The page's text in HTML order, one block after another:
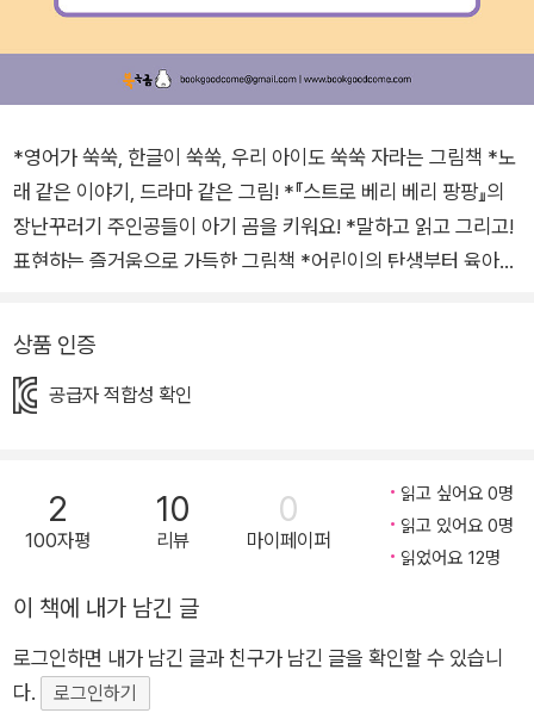
*영어가 쑥쑥, 한글이 쑥쑥, 우리 아이도 쑥쑥 자라는 그림책 *노
래 같은 이야기, 드라마 같은 그림! *『스트로 베리 베리 팡팡』의
장난꾸러기 주인공들이 아기 곰을 키워요! *말하고 읽고 그리고!
표현하는 즐거움으로 가득한 그림책 *어린이의 탄생부터 육아의
를 한 권에 담아낸 그림책 “어른들을 구하러 온, 세상 모든 어린
이에게 이 책을 바칩니다!” -이루리(작가, 북극곰 편집장, 이루리
북스 대표) 신나는 알파벳 끝말잇기 시간 동물 친구들의 아기 곰
들은 자기들보다 훨씬 큰 아기 곰에게 우유를 먹이고, 토한 것을
치우고, 기저귀를 갈아줍니다. 아기 곰은 자유롭게 움직이며 말썽
을 일으키고 동물 친구들은 아기 곰을 쫓아다니느라 정신이 없습
니다. 그 사이 아기 곰은 놀랍게 성장합니다. 아기 곰을 키우는 동
벳 순서대로 노래하듯 읽는 『아기 곰 ABC』는 어린이와 어른 모
상품 인증
공급자 적합성 확인
2
100자평
10
리뷰
0
마이페이퍼
읽고 싶어요 0명
읽고 있어요 0명
읽었어요 12명
이 책에 내가 남긴 글
로그인하면 내가 남긴 글과 친구가 남긴 글을 확인할 수 있습니
다.
로그인하기